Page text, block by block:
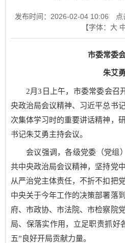
发布时间：2026-02-04 10:06 点
【字体： 大
市委常委
朱艾
2月3日上午，市委常委会召
央政治局会议精神、习近平总书
次集体学习时的重要讲话精神，
书记朱艾勇主持会议。
会议强调，各级党委（党组
共中央政治局会议精神，坚持党
从严治党主体责任，不折不扣把
中央关于今年工作的决策部署落
府、市政协、市法院、市检察院
局、保落实作用，立足职责抓好
五”良好开局贡献力量。